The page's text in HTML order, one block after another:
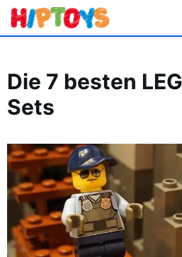
Zum
Inhalt
Die 7 besten
Sets